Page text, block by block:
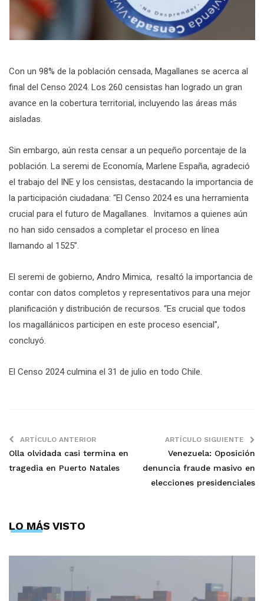
Con un 98% de la población censada, Magallanes se acerca al
final del Censo 2024. Los 260 censistas han logrado un gran
avance en la cobertura territorial, incluyendo las áreas más
aisladas.
Sin embargo, aún resta censar a un pequeño porcentaje de la
población. La seremi de Economía, Marlene España, agradeció
el trabajo del INE y los censistas, destacando la importancia de
la participación ciudadana: “El Censo 2024 es una herramienta
crucial para el futuro de Magallanes. Invitamos a quienes aún
no han sido censados a completar el proceso en línea
llamando al 1525”.
El seremi de gobierno, Andro Mimica, resaltó la importancia de
contar con datos completos y representativos para una mejor
planificación y distribución de recursos. “Es crucial que todos
los magallánicos participen en este proceso esencial”,
concluyó.
El Censo 2024 culmina el 31 de julio en todo Chile.
ARTÍCULO ANTERIOR
Olla olvidada casi termina en
tragedia en Puerto Natales
ARTÍCULO SIGUIENTE
Venezuela: Oposición
denuncia fraude masivo en
elecciones presidenciales
LO MÁS VISTO